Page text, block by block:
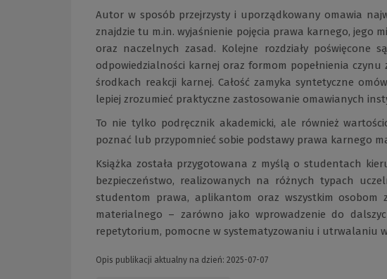
Autor w sposób przejrzysty i uporządkowany omawia
znajdzie tu m.in. wyjaśnienie pojęcia prawa karnego, jego
oraz naczelnych zasad. Kolejne rozdziały poświęcone
odpowiedzialności karnej oraz formom popełnienia
środkach reakcji karnej. Całość zamyka syntetyczne
lepiej zrozumieć praktyczne zastosowanie omawianych
To nie tylko podręcznik akademicki, ale również
poznać lub przypomnieć sobie podstawy prawa karnego
Książka została przygotowana z myślą o studentach
bezpieczeństwo, realizowanych na różnych typach
studentom prawa, aplikantom oraz wszystkim osobom
materialnego – zarówno jako wprowadzenie do
repetytorium, pomocne w systematyzowaniu i utrwalaniu
Opis publikacji aktualny na dzień: 2025-07-07